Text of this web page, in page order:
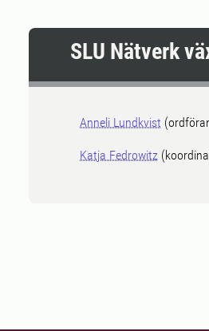
SLU Nätverk
Anneli Lundkvist
Katja Fedrowitz